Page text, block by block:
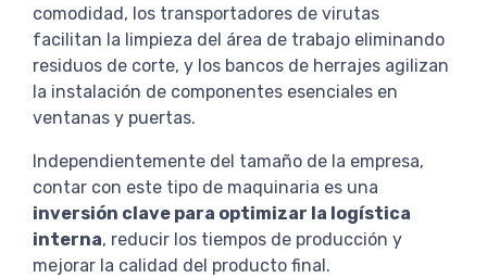
comodidad, los transportadores de virutas
facilitan la limpieza del área de trabajo eliminando
residuos de corte, y los bancos de herrajes agilizan
la instalación de componentes esenciales en
ventanas y puertas.
Independientemente del tamaño de la empresa,
contar con este tipo de maquinaria es una
inversión clave para optimizar la logística
interna, reducir los tiempos de producción y
mejorar la calidad del producto final.